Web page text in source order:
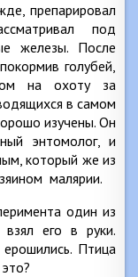
препарировал
под
железы. После
голубей,
на охоту за
в самом
изучены. Он
энтомолог, и
который же из
малярии.
один из
взял его в руки.
Птица